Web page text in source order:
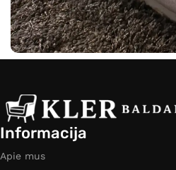
Informacija
Apie mus